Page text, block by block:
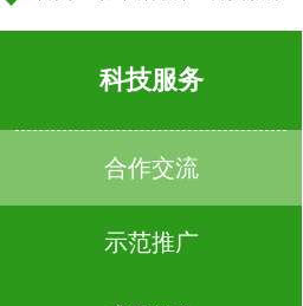
科技服务
合作交流
示范推广